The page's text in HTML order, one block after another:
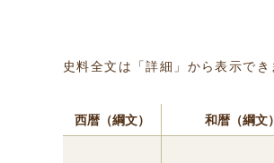
史料全文は「詳細」から表示で
西暦（綱文） 和暦（綱文）